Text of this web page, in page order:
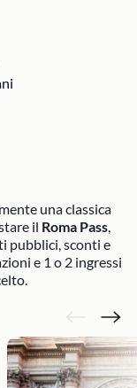
una classica
il Roma Pass,
pubblici, sconti e
e 1 o 2 ingressi